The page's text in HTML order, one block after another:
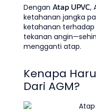
Dengan Atap UPVC,
ketahanan jangka
ketahanan terhadap
tekanan
mengganti atap.
Kenapa
Dari AGM?